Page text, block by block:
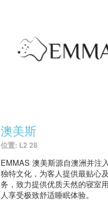
澳美斯
位置: L2 28
EMMAS 澳美斯源自澳洲并注
独特文化，为客人提供最贴心
务，致力提供优质天然的寝室
人享受极致舒适睡眠体验。